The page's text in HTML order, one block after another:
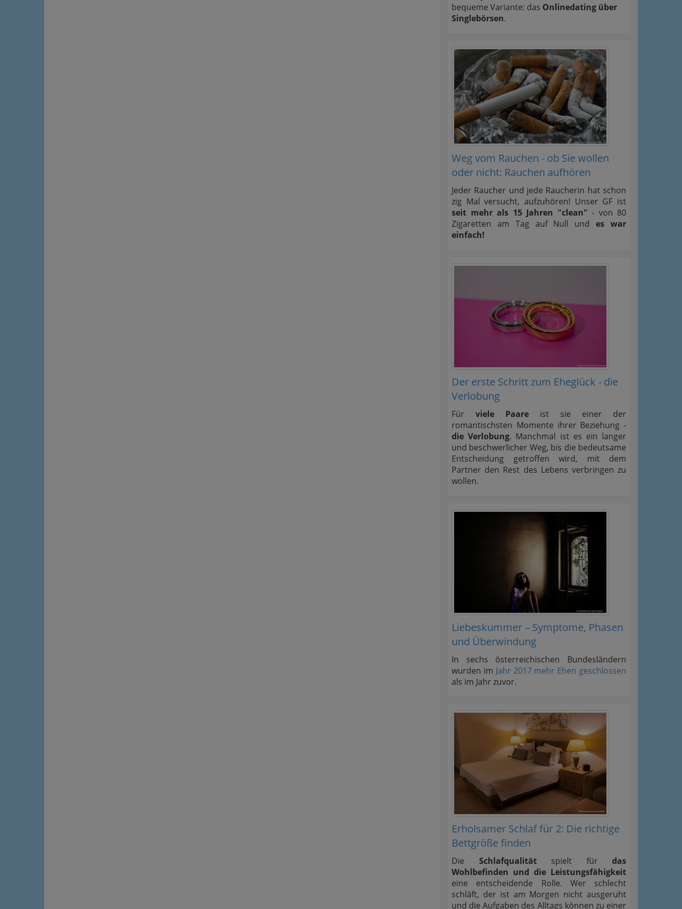
bequeme Variante: das Onlinedating über
Singlebörsen.
Weg vom Rauchen - ob Sie wollen
oder nicht: Rauchen aufhören
Jeder Raucher und jede Raucherin hat schon
zig Mal versucht, aufzuhören! Unser GF ist
seit mehr als 15 Jahren "clean" - von 80
Zigaretten am Tag auf Null undes war
einfach!
Der erste Schritt zum Eheglück - die
Verlobung
Für viele Paare ist sie einer der
romantischsten Momente ihrer Beziehung -
die Verlobung. Manchmal ist es ein langer
und beschwerlicher Weg, bis die bedeutsame
Entscheidung getroffen wird, mit dem
Partner den Rest des Lebens verbringen zu
wollen.
Liebeskummer – Symptome, Phasen
und Überwindung
In sechs österreichischen Bundesländern
wurden im Jahr 2017 mehr Ehen geschlossen
als im Jahr zuvor.
Erholsamer Schlaf für 2: Die richtige
Bettgröße finden
Die Schlafqualitätspielt für das
Wohlbefinden und die Leistungsfähigkeit
eine entscheidende Rolle. Wer schlecht
schläft, der ist am Morgen nicht ausgeruht
und die Aufgaben des Alltags können zu einer